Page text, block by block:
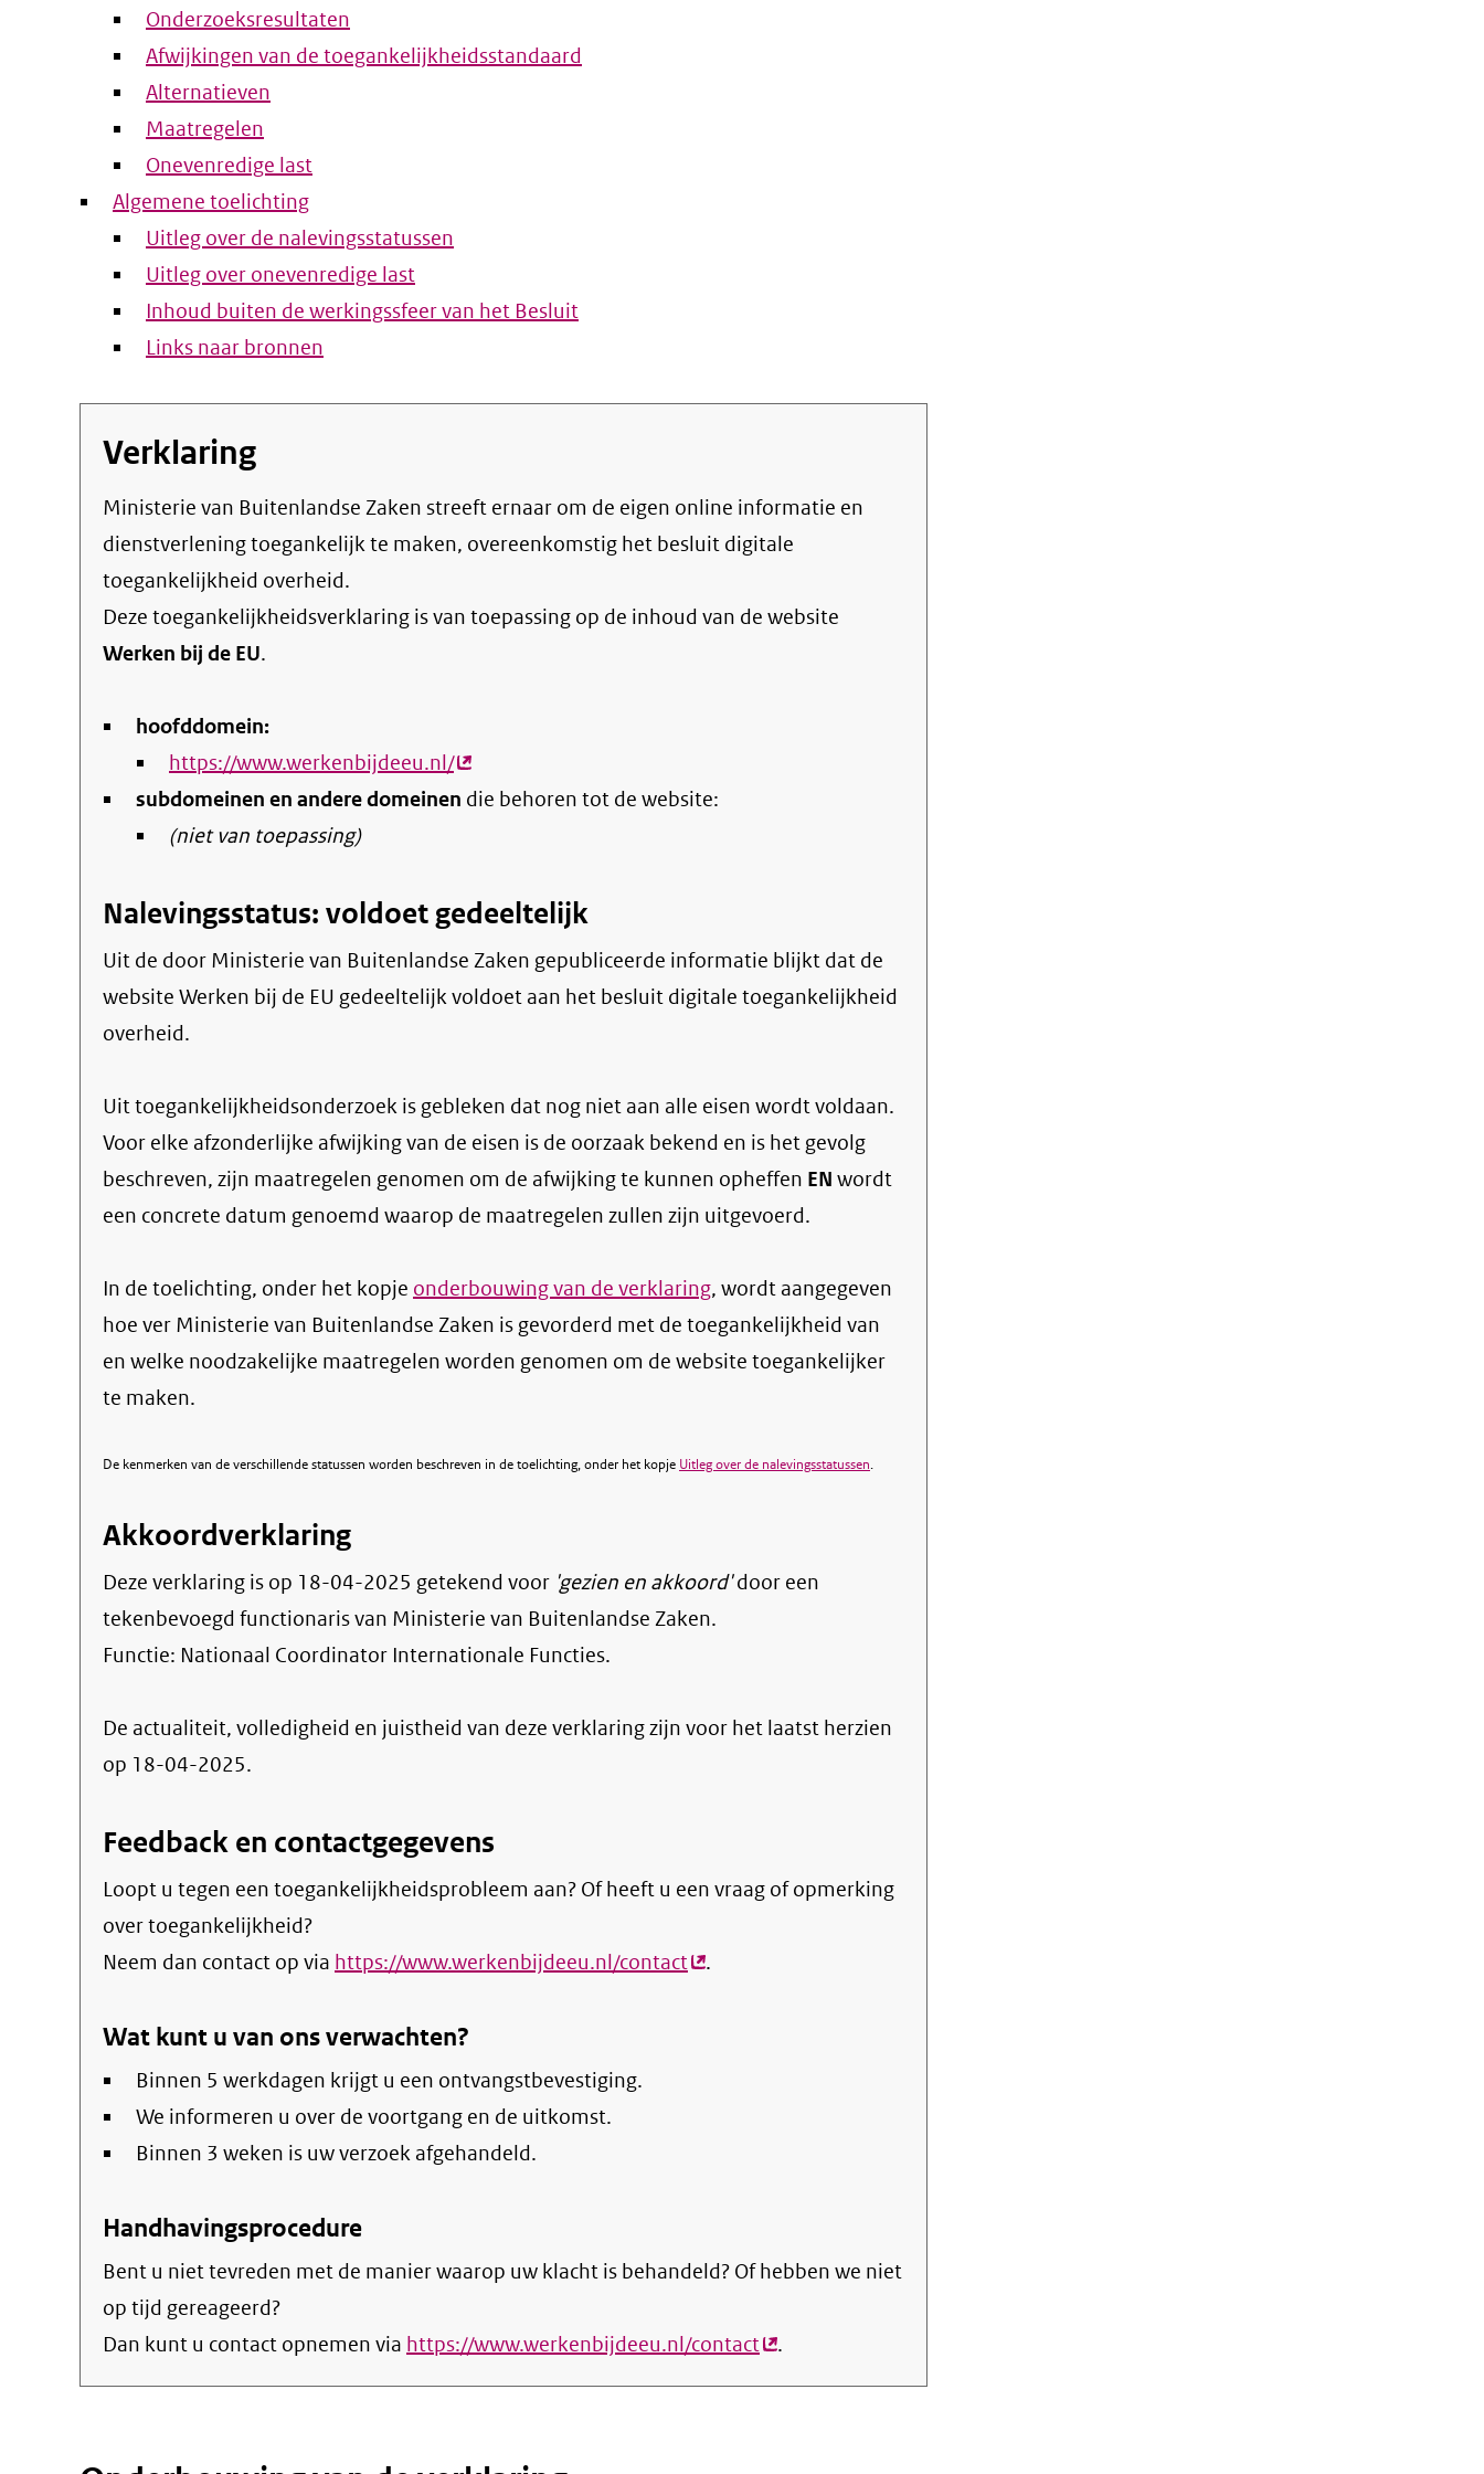
Onderzoeksresultaten
Afwijkingen van de toegankelijkheidsstandaard
Alternatieven
Maatregelen
Onevenredige last
Algemene toelichting
Uitleg over de nalevingsstatussen
Uitleg over onevenredige last
Inhoud buiten de werkingssfeer van het Besluit
Links naar bronnen
Verklaring
Ministerie van Buitenlandse Zaken streeft ernaar om de eigen online informatie en
dienstverlening toegankelijk te maken, overeenkomstig het besluit digitale
toegankelijkheid overheid.
Deze toegankelijkheidsverklaring is van toepassing op de inhoud van de website
Werken bij de EU.
hoofddomein:
https://www.werkenbijdeeu.nl/(externe
link)
subdomeinen en andere domeinen die behoren tot de website:
(niet van toepassing)
Nalevingsstatus: voldoet gedeeltelijk
Uit de door Ministerie van Buitenlandse Zaken gepubliceerde informatie blijkt dat de
website Werken bij de EU gedeeltelijk voldoet aan het besluit digitale toegankelijkheid
overheid.
Uit toegankelijkheidsonderzoek is gebleken dat nog niet aan alle eisen wordt voldaan.
Voor elke afzonderlijke afwijking van de eisen is de oorzaak bekend en is het gevolg
beschreven, zijn maatregelen genomen om de afwijking te kunnen opheffen EN wordt
een concrete datum genoemd waarop de maatregelen zullen zijn uitgevoerd.
In de toelichting, onder het kopje onderbouwing van de verklaring, wordt aangegeven
hoe ver Ministerie van Buitenlandse Zaken is gevorderd met de toegankelijkheid van
en welke noodzakelijke maatregelen worden genomen om de website toegankelijker
te maken.
De kenmerken van de verschillende statussen worden beschreven in de toelichting, onder het kopje Uitleg over de nalevingsstatussen.
Akkoordverklaring
Deze verklaring is op 18-04-2025 getekend voor 'gezien en akkoord'door een
tekenbevoegd functionaris van Ministerie van Buitenlandse Zaken.
Functie: Nationaal Coordinator Internationale Functies.
De actualiteit, volledigheid en juistheid van deze verklaring zijn voor het laatst herzien
op 18-04-2025.
Feedback en contactgegevens
Loopt u tegen een toegankelijkheidsprobleem aan? Of heeft u een vraag of opmerking
over toegankelijkheid?
Neem dan contact op via https://www.werkenbijdeeu.nl/contact(externe
.
Wat kunt u van ons verwachten?
Binnen 5 werkdagen krijgt u een ontvangstbevestiging.
We informeren u over de voortgang en de uitkomst.
Binnen 3 weken is uw verzoek afgehandeld.
Handhavingsprocedure
Bent u niet tevreden met de manier waarop uw klacht is behandeld? Of hebben we niet
op tijd gereageerd?
Dan kunt u contact opnemen via https://www.werkenbijdeeu.nl/contact(externe
link)
.